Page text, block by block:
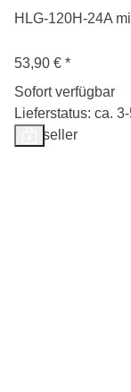
HLG-120H-24A
53,90 € *
Sofort verfügbar
Lieferstatus: ca.
Bestseller